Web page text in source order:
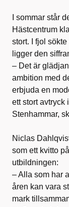
I sommar står
Hästcentrum
stort. I fjol
ligger den
– Det är
ambition med
erbjuda en
ett stort avtryck
Stenhammar,
Niclas
som ett kvitto
utbildningen:
– Alla som har
åren kan vara
mark